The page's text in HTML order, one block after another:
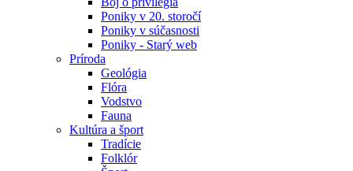
Poniky v 20. storočí
Poniky v súčasnosti
Poniky - Starý web
Príroda
Geológia
Flóra
Vodstvo
Fauna
Kultúra a šport
Tradície
Folklór